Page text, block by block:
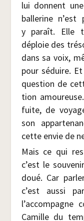
lui donnent
bal­le­rine
y paraît. Elle
déploie des
dans sa voix,
pour séduire.
ques­tion de
tion
fuite, de
son
cette envie de
Mais ce qui
c’est le
doué. Car
c’est aus­si
l’accompagne
Camille du